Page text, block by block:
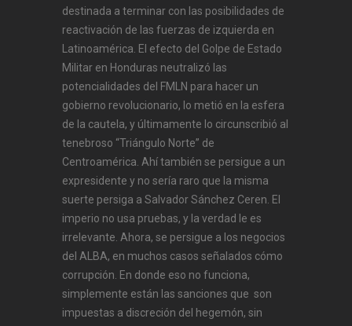
destinada a terminar con las posibilidades de
reactivación de las fuerzas de izquierda en
Latinoamérica. El efecto del Golpe de Estado
Militar en Honduras neutralizó las
potencialidades del FMLN para hacer un
gobierno revolucionario, lo metió en la esfera
de la cautela, y últimamente lo circunscribió al
tenebroso “Triángulo Norte” de
Centroamérica. Ahí también se persigue a un
expresidente y no sería raro que la misma
suerte persiga a Salvador Sánchez Ceren. El
imperio no usa pruebas, y la verdad le es
irrelevante. Ahora, se persigue a los negocios
del ALBA, en muchos casos señalados cómo
corrupción. En donde eso no funciona,
simplemente están las sanciones que son
impuestas a discreción del hegemón, sin